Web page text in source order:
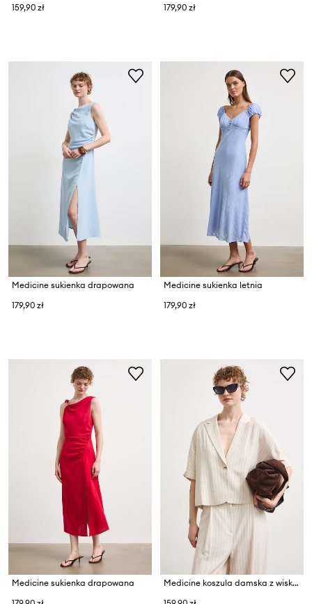
159,90 zł
179,90 zł
Medicine sukienka drapowana
179,90 zł
Medicine sukienka letnia
179,90 zł
Medicine sukienka drapowana
Medicine koszula damska z wiskozą